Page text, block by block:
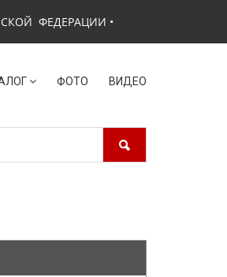
ФЕДЕРАЦИИ •
ФОТО ВИДЕО